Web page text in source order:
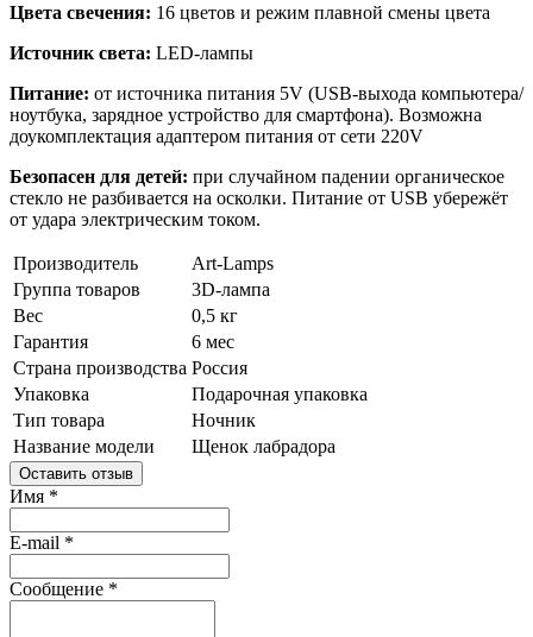
Цвета свечения: 16 цветов и режим плавной смены цвета
Источник света: LED-лампы
Питание: от источника питания 5V (USB-выхода компьютера/
ноутбука, зарядное устройство для смартфона). Возможна
доукомплектация адаптером питания от сети 220V
Безопасен для детей: при случайном падении органическое
стекло не разбивается на осколки. Питание от USB убережёт
от удара электрическим током.
Производитель
Art-Lamps
Группа товаров
3D-лампа
Вес
0,5 кг
Гарантия
6 мес
Страна производства Россия
Упаковка
Подарочная упаковка
Тип товара
Ночник
Название модели
Щенок лабрадора
Оставить отзыв
Имя *
E-mail *
Сообщение *